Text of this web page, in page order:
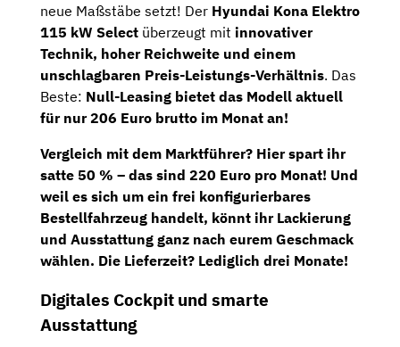
neue Maßstäbe setzt! Der Hyundai Kona Elektro
115 kW Select überzeugt mit innovativer
Technik, hoher Reichweite und einem
unschlagbaren Preis-Leistungs-Verhältnis. Das
Beste: Null-Leasing bietet das Modell aktuell
für nur 206 Euro brutto im Monat an!
Vergleich mit dem Marktführer? Hier spart ihr
satte 50 % – das sind 220 Euro pro Monat! Und
weil es sich um ein frei konfigurierbares
Bestellfahrzeug handelt, könnt ihr Lackierung
und Ausstattung ganz nach eurem Geschmack
wählen. Die Lieferzeit? Lediglich drei Monate!
Digitales Cockpit und smarte
Ausstattung